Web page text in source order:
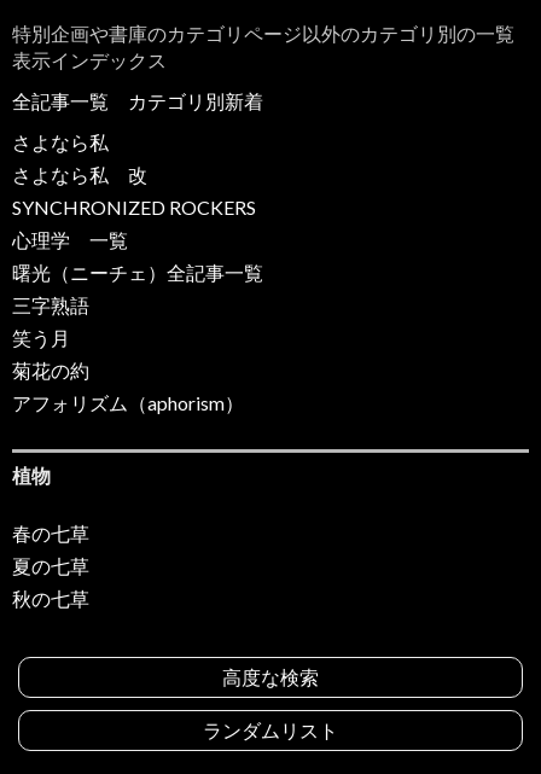
特別企画や書庫のカテゴリページ以外のカテゴリ別の一覧
表示インデックス
全記事一覧
カテゴリ別新着
さよなら私
さよなら私 改
SYNCHRONIZED ROCKERS
心理学 一覧
曙光（ニーチェ）全記事一覧
三字熟語
笑う月
菊花の約
アフォリズム（aphorism）
植物
春の七草
夏の七草
秋の七草
高度な検索
ランダムリスト